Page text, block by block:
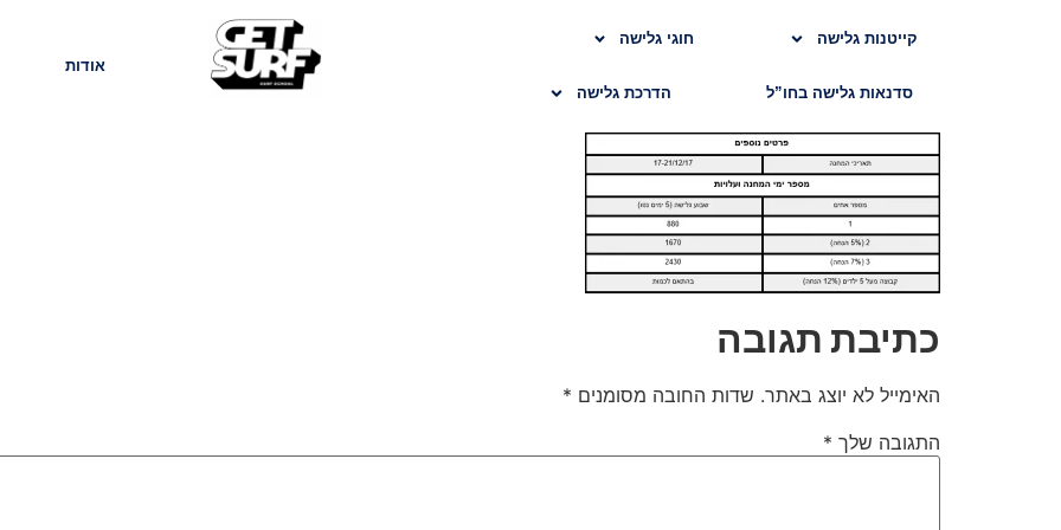
קייטנות גלישה חוגי גלישה
סדנאות גלישה בחו”ל הדרכת גלישה
בלוג אודות
כתיבת תגובה
האימייל לא יוצג באתר. שדות החובה מסומנים *
התגובה שלך *